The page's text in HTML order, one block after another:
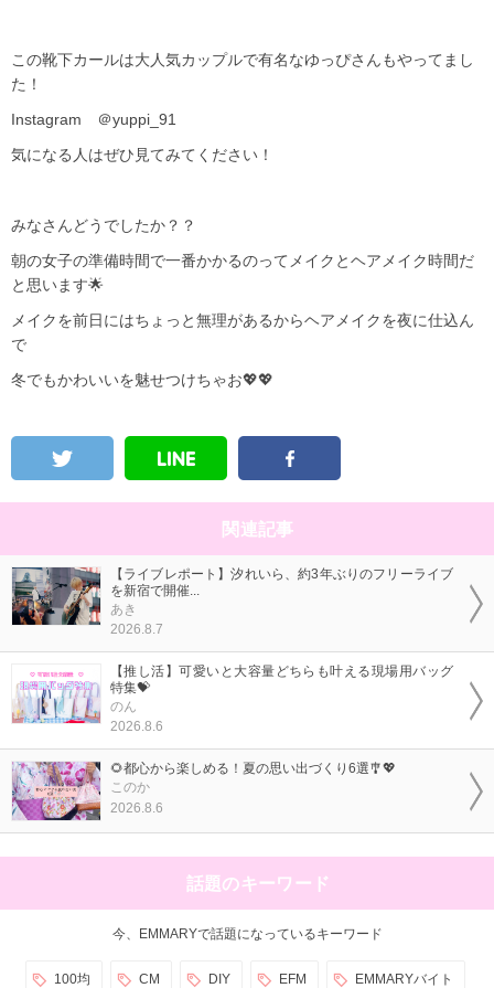
この靴下カールは大人気カップルで有名なゆっぴさんもやってまし
た！
Instagram ＠yuppi_91
気になる人はぜひ見てみてください！
みなさんどうでしたか？？
朝の女子の準備時間で一番かかるのってメイクとヘアメイク時間だ
と思います🌟
メイクを前日にはちょっと無理があるからヘアメイクを夜に仕込ん
で
冬でもかわいいを魅せつけちゃお💖💖
関連記事
【ライブレポート】汐れいら、約3年ぶりのフリーライブ
を新宿で開催...
あき
2026.8.7
【推し活】可愛いと大容量どちらも叶える現場用バッグ
特集💝
のん
2026.8.6
🌻都心から楽しめる！夏の思い出づくり6選🎐💖
このか
2026.8.6
話題のキーワード
今、EMMARYで話題になっているキーワード
100均 CM DIY EFM EMMARYバイト